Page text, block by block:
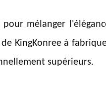
mélanger
KingKonree à
supérieurs.